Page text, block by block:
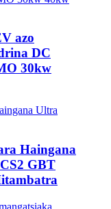
azo
DC
30kw
Haingana
GBT